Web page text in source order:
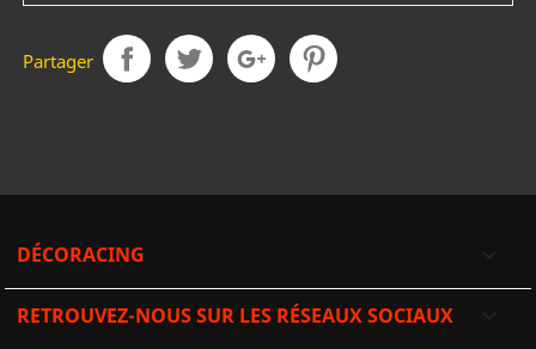
Partager
DÉCORACING
RETROUVEZ-NOUS SUR LES RÉSEAUX SOCIAUX